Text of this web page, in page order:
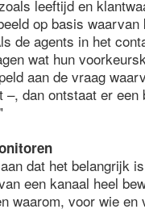
leeftijd en
op basis waarvan
de agents in het
wat hun
aan de vraag
–, dan ontstaat er een
dat het belangrijk
een kanaal heel
waarom, voor wie en